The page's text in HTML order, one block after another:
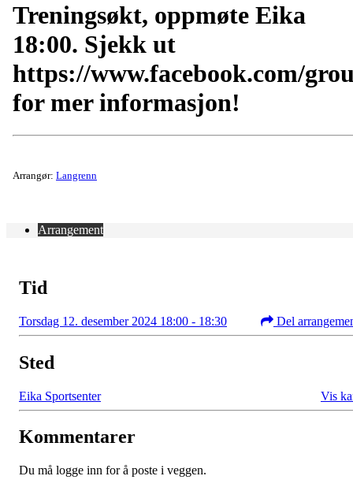
Treningsøkt, oppmøte Eika
18:00. Sjekk ut
https://www.facebook.com/
for mer informasjon!
Arrangør: Langrenn
Arrangement
Tid
Torsdag 12. desember 2024 18:00 - 18:30 Del
Sted
Eika Sportsenter Vis
Kommentarer
Du må logge inn for å poste i veggen.